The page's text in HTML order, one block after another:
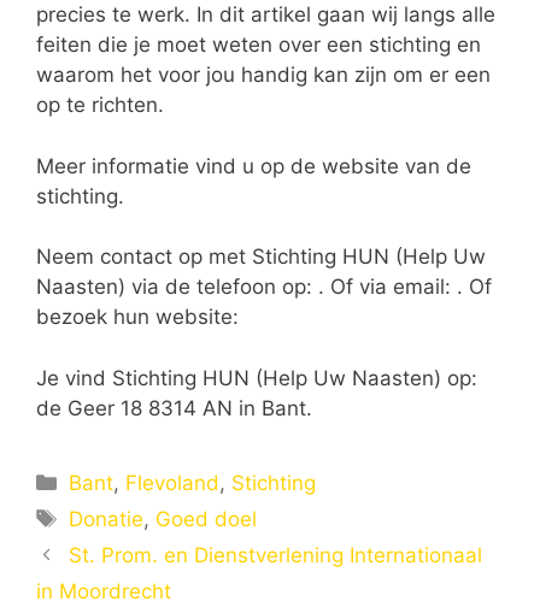
precies te werk. In dit artikel gaan wij langs alle
feiten die je moet weten over een stichting en
waarom het voor jou handig kan zijn om er een
op te richten.
Meer informatie vind u op de website van de
stichting.
Neem contact op met Stichting HUN (Help Uw
Naasten) via de telefoon op: . Of via email: . Of
bezoek hun website:
Je vind Stichting HUN (Help Uw Naasten) op:
de Geer 18 8314 AN in Bant.
Categorieën
Bant, Flevoland , Stichting
Tags
Donatie, Goed doel
St. Prom. en Dienstverlening Internationaal
in Moordrecht